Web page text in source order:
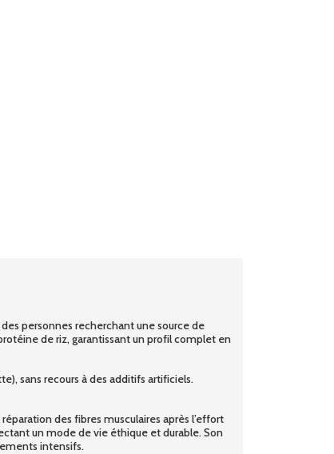
personnes recherchant une source de
de riz, garantissant un profil complet en
sans recours à des additifs artificiels.
des fibres musculaires après l’effort
un mode de vie éthique et durable. Son
intensifs.